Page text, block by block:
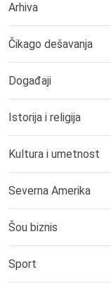
Arhiva
Čikago dešavanja
Događaji
Istorija i religija
Kultura i umetnost
Severna Amerika
Šou biznis
Sport